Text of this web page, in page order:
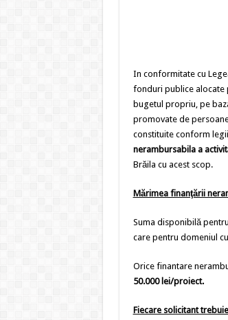
In conformitate cu
fonduri publice alocate
bugetul propriu, pe
promovate de
constituite conform
nerambursabila a
Brăila cu acest scop.
Mărimea finanţării
Suma disponibilă
care pentru domeniul
Orice finantare
50.000 lei/proiect.
Fiecare solicitant